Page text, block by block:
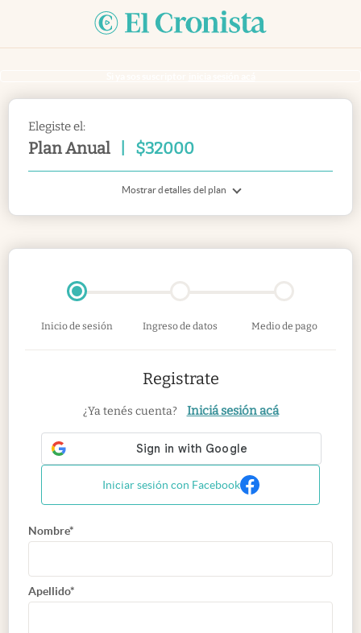
Elegiste el:
Plan Anual $32000
Mostrar detalles del plan
Inicio de sesión Ingreso de datos Medio de pago
Registrate
¿Ya tenés cuenta? Iniciá sesión acá
Iniciar sesión con Facebook
Nombre*
Apellido*